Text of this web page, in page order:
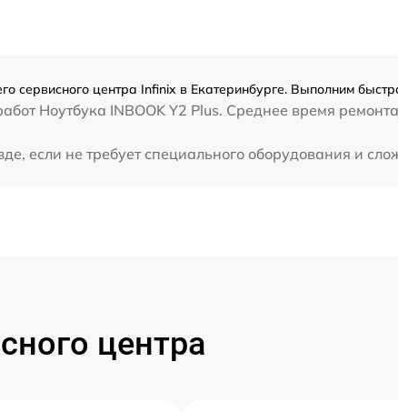
мин 1750 р
мин 1100 р
центра Infinix в Екатеринбурге. Выполним
Ноутбука INBOOK Y2 Plus. Среднее время
если не требует специального оборудования и
центра